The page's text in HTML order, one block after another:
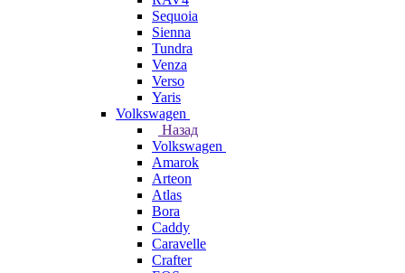
Sequoia
Sienna
Tundra
Venza
Verso
Yaris
Volkswagen
Назад
Volkswagen
Amarok
Arteon
Atlas
Bora
Caddy
Caravelle
Crafter